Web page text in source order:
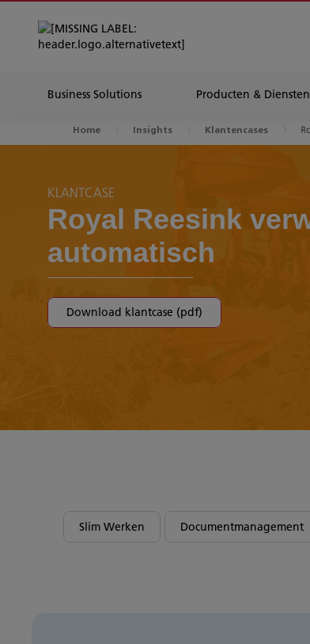
Business Solutions Producten & Diensten
Home Insights Klantencases
KLANTCASE
Royal Reesink
automatisch
Download klantcase (pdf)
Slim Werken Documentmanagement